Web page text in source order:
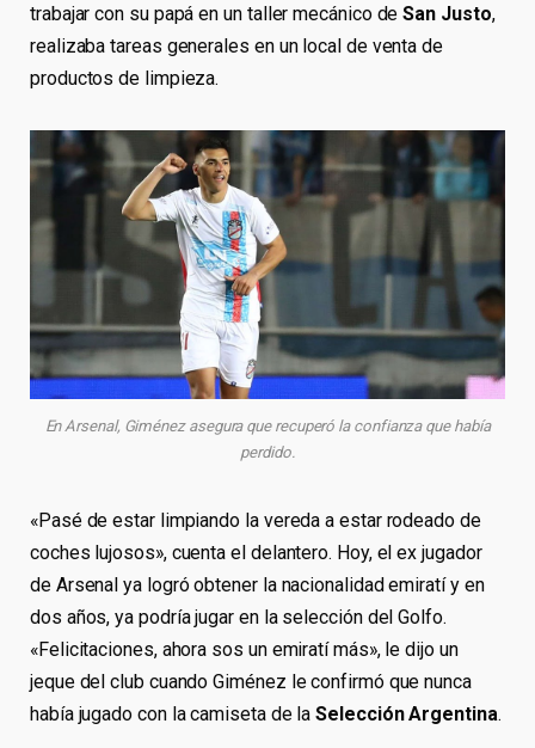
trabajar con su papá en un taller mecánico deSan Justo,
realizaba tareas generales en un local de venta de
productos de limpieza.
En Arsenal, Giménez asegura que recuperó la confianza que había
perdido.
«Pasé de estar limpiando la vereda a estar rodeado de
coches lujosos», cuenta el delantero. Hoy, el ex jugador
de Arsenal ya logró obtener la nacionalidad emiratí y en
dos años, ya podría jugar en la selección del Golfo.
«Felicitaciones, ahora sos un emiratí más», le dijo un
jeque del club cuando Giménez le confirmó que nunca
había jugado con la camiseta de laSelección Argentina.